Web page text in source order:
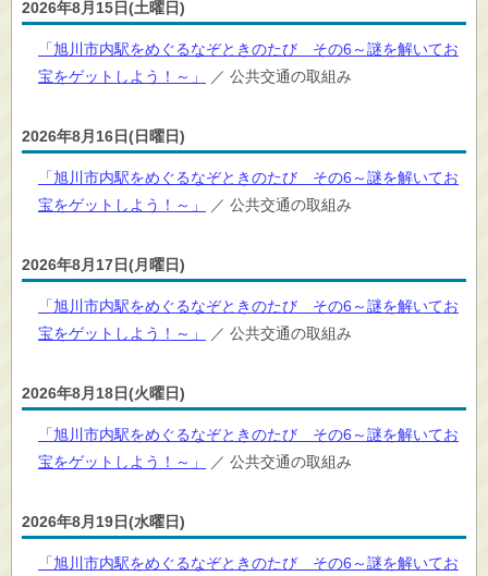
2026年8月15日(土曜日)
「旭川市内駅をめぐるなぞときのたび その6～謎を解いてお
宝をゲットしよう！～」
／ 公共交通の取組み
2026年8月16日(日曜日)
「旭川市内駅をめぐるなぞときのたび その6～謎を解いてお
宝をゲットしよう！～」
／ 公共交通の取組み
2026年8月17日(月曜日)
「旭川市内駅をめぐるなぞときのたび その6～謎を解いてお
宝をゲットしよう！～」
／ 公共交通の取組み
2026年8月18日(火曜日)
「旭川市内駅をめぐるなぞときのたび その6～謎を解いてお
宝をゲットしよう！～」
／ 公共交通の取組み
2026年8月19日(水曜日)
「旭川市内駅をめぐるなぞときのたび その6～謎を解いてお